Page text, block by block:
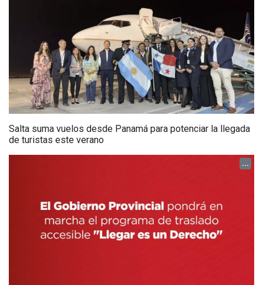
Salta suma vuelos desde Panamá para potenciar la llegada
de turistas este verano
...